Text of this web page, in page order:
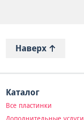
Наверх
Каталог
Все пластинки